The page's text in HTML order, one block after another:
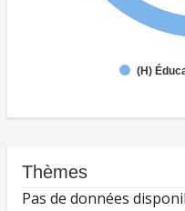
(H)
Thèmes
Pas de données